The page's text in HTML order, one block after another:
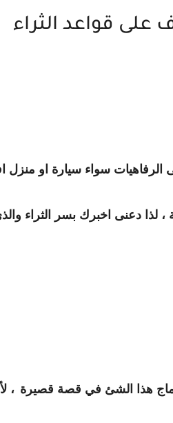
قواعد الثراء
سواء سيارة او منزل
لذا دعنى اخبرك بسر الثراء
هذا الشئ في قصة قصيرة ،